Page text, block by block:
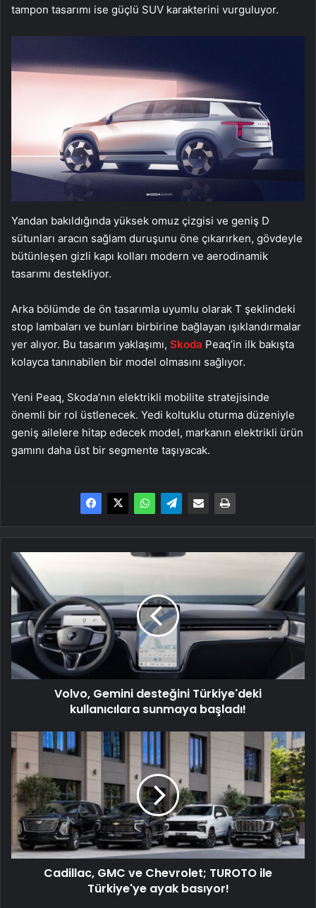
tampon tasarımı ise güçlü SUV karakterini vurguluyor.
Yandan bakıldığında yüksek omuz çizgisi ve geniş D
sütunları aracın sağlam duruşunu öne çıkarırken, gövdeyle
bütünleşen gizli kapı kolları modern ve aerodinamik
tasarımı destekliyor.
Arka bölümde de ön tasarımla uyumlu olarak T şeklindeki
stop lambaları ve bunları birbirine bağlayan ışıklandırmalar
yer alıyor. Bu tasarım yaklaşımı, Skoda Peaq’in ilk bakışta
kolayca tanınabilen bir model olmasını sağlıyor.
Yeni Peaq, Skoda’nın elektrikli mobilite stratejisinde
önemli bir rol üstlenecek. Yedi koltuklu oturma düzeniyle
geniş ailelere hitap edecek model, markanın elektrikli ürün
gamını daha üst bir segmente taşıyacak.
Volvo,
Gemini
desteğini
Türkiye'deki
kullanıcılara
sunmaya
başladı!
Volvo, Gemini desteğini Türkiye'deki
kullanıcılara sunmaya başladı!
Cadillac,
GMC
Chevrolet;
TUROTO
ile
Türkiye'ye
ayak
basıyor!
Cadillac, GMC ve Chevrolet; TUROTO ile
Türkiye'ye ayak basıyor!